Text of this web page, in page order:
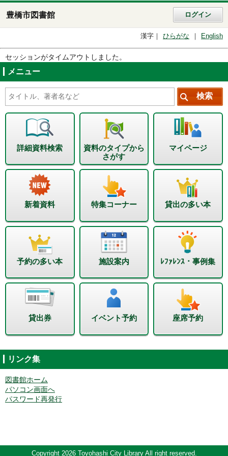
豊橋市図書館 ログイン
漢字 ひらがな English
セッションがタイムアウトしました。
メニュー
詳細資料検索
資料のタイプから
さがす
マイページ
新着資料 特集コーナー 貸出の多い本
予約の多い本 施設案内 ﾚﾌｧﾚﾝｽ・事例集
貸出券 イベント予約 座席予約
リンク集
図書館ホーム
パソコン画面へ
パスワード再発行
Copyright 2026 Toyohashi City Library All right reserved.